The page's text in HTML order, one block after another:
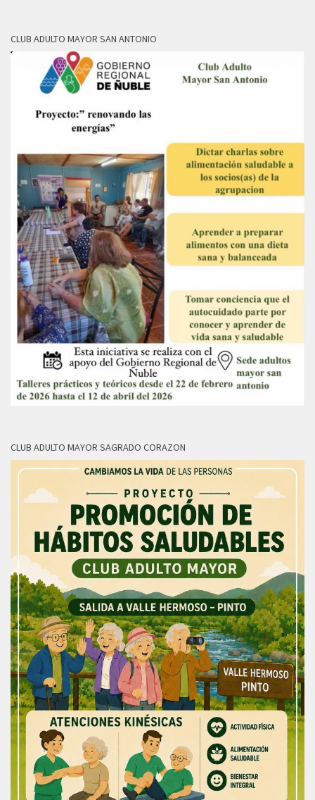
CLUB ADULTO MAYOR SAN ANTONIO
CLUB ADULTO MAYOR SAGRADO CORAZON